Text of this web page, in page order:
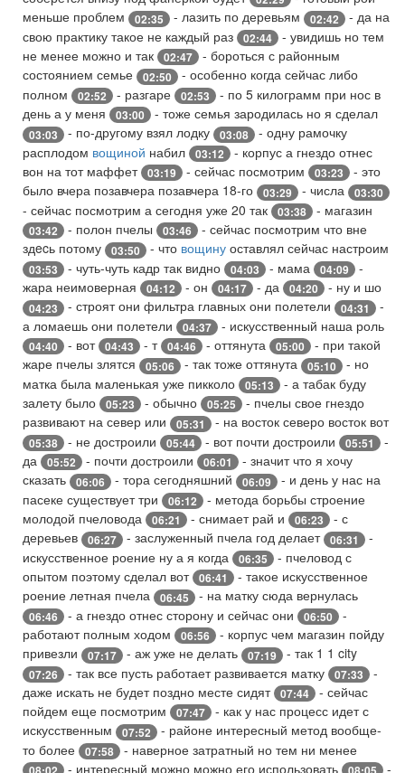
меньше проблем
02:35 - лазить по деревьям 02:42
- да на
свою практику такое не каждый раз
02:44
- увидишь но тем
не менее можно и так
02:47
- бороться с районным
состоянием семье
02:50
- особенно когда сейчас либо
полном
02:52 - разгаре 02:53
- по 5 килограмм при нос в
день а у меня
03:00 - тоже семья зародилась но я сделал
03:03 - по-другому взял лодку 03:08
- одну рамочку
расплодом вощиной набил 03:12
- корпус а гнездо отнес
вон на тот маффет 03:19 - сейчас посмотрим 03:23
- это
было вчера позавчера позавчера 18-го
03:29 - числа 03:30
- сейчас посмотрим а сегодня уже 20 так 03:38 - магазин
03:42 - полон пчелы 03:46
- сейчас посмотрим что вне
здecь потому
03:50 - что вощину оставлял сейчас настроим
03:53 - чуть-чуть кадр так видно 04:03 - мама 04:09
-
жара неимоверная
04:12 - он 04:17 - да 04:20 - ну и шо
04:23 - строят они фильтра главных они полетели 04:31
-
а ломаешь они полетели
04:37 - искусственный наша роль
04:40 - вот 04:43 - т 04:46 - оттянута 05:00
- при такой
жаре пчелы злятся
05:06 - так тоже оттянута 05:10
- но
матка была маленькая уже пикколо
05:13
- а табак буду
залету было
05:23 - обычно 05:25
- пчелы свое гнездо
развивают на север или
05:31 - на восток северо восток вот
05:38 - не достроили 05:44 - вот почти достроили 05:51
-
да
05:52 - почти достроили 06:01
- значит что я хочу
сказать
06:06 - тора сегодняшний 06:09
- и день у нас на
пасеке существует три
06:12
- метода борьбы строение
молодой пчеловода
06:21 - снимает рай и 06:23
- с
деревьев
06:27 - заслуженный пчела год делает 06:31
-
искусственное роение ну а я когда
06:35
- пчеловод с
опытом поэтому сделал вот 06:41
- такое искусственное
роение летная пчела
06:45 - на матку сюда вернулась
06:46 - а гнездо отнес сторону и сейчас они 06:50
-
работают полным ходом
06:56
- корпус чем магазин пойду
привезли
07:17 - аж уже не делать 07:19 - так 1 1 city
07:26 - так все пусть работает развивается матку 07:33
-
даже искать не будет поздно месте сидят 07:44
- сейчас
пойдем еще посмотрим
07:47
- как у нас процесс идет с
искусственным
07:52
- районе интересный метод вообще-
то более
07:58 - наверное затратный но тем ни менее
- интересный можно можно его использовать -